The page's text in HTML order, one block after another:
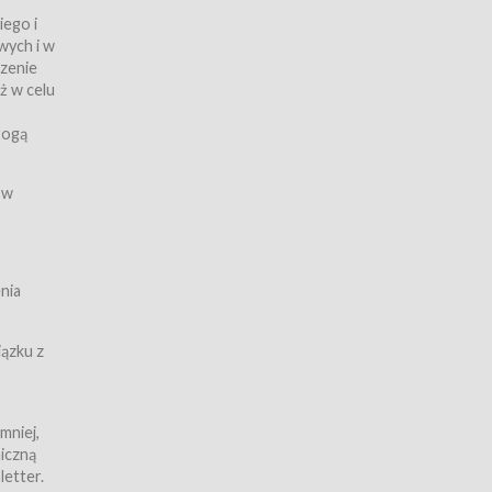
z
i
i w
w celu
z